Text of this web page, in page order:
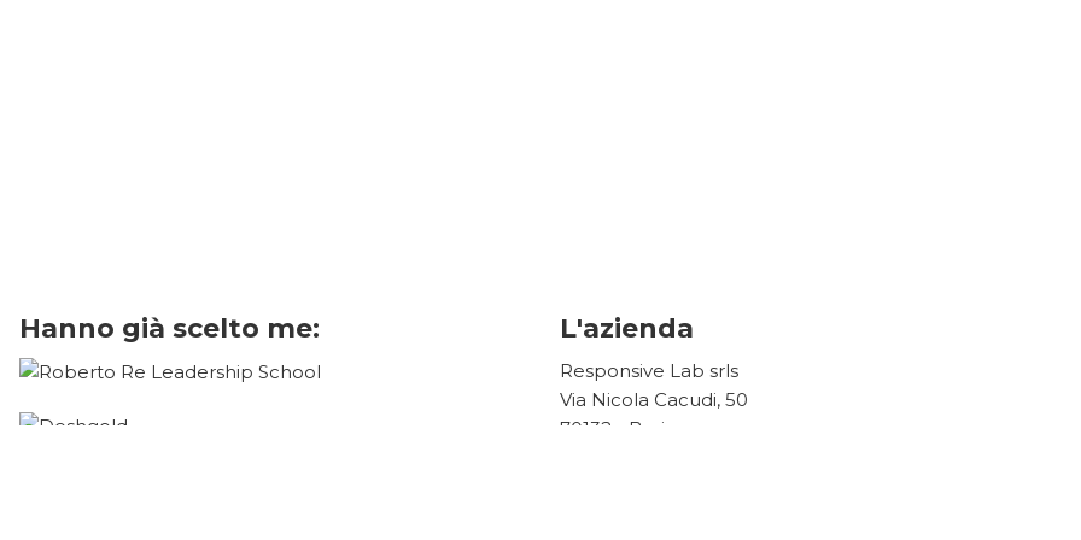
Hanno già scelto me: L'azienda
Responsive Lab srls
Via Nicola Cacudi, 50
70132 - Bari